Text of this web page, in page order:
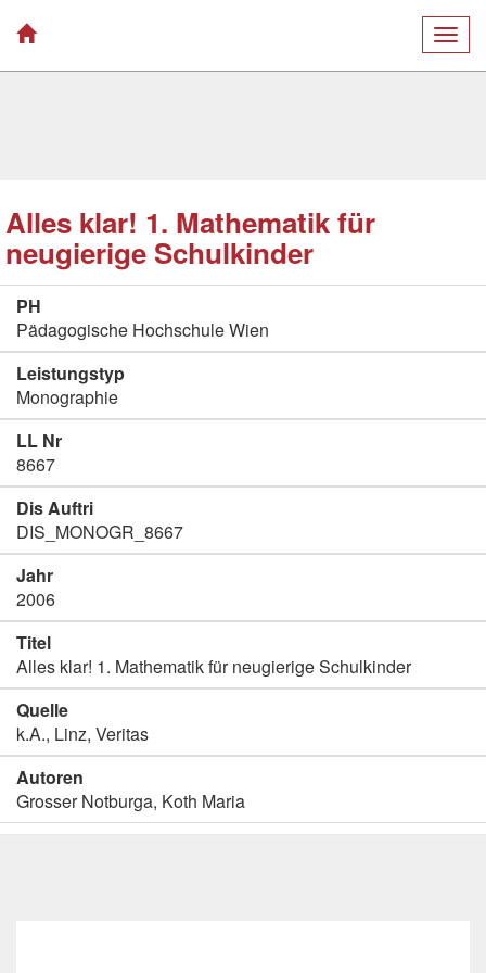
Alles klar! 1. Mathematik für
neugierige Schulkinder
PH
Pädagogische Hochschule Wien
Leistungstyp
Monographie
LL Nr
8667
Dis Auftri
DIS_MONOGR_8667
Jahr
2006
Titel
Alles klar! 1. Mathematik für neugierige Schulkinder
Quelle
k.A., Linz, Veritas
Autoren
Grosser Notburga, Koth Maria